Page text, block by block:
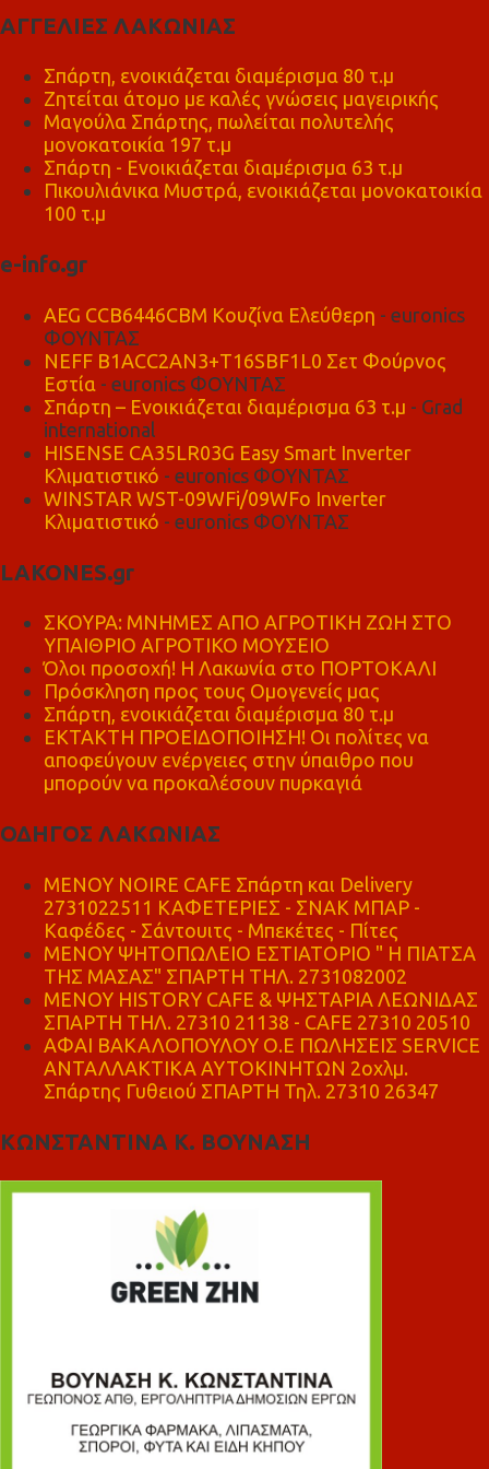
ΑΓΓΕΛΙΕΣ ΛΑΚΩΝΙΑΣ
Σπάρτη, ενοικιάζεται διαμέρισμα 80 τ.μ
Ζητείται άτομο με καλές γνώσεις μαγειρικής
Μαγούλα Σπάρτης, πωλείται πολυτελής
μονοκατοικία 197 τ.μ
Σπάρτη - Ενοικιάζεται διαμέρισμα 63 τ.μ
Πικουλιάνικα Μυστρά, ενοικιάζεται μονοκατοικία
100 τ.μ
e-info.gr
AEG CCB6446CBM Κουζίνα Ελεύθερη - euronics
ΦΟΥΝΤΑΣ
NEFF B1ACC2AN3+T16SBF1L0 Σετ Φούρνος
Εστία - euronics ΦΟΥΝΤΑΣ
Σπάρτη – Ενοικιάζεται διαμέρισμα 63 τ.μ - Grad
international
HISENSE CA35LR03G Easy Smart Inverter
Κλιματιστικό - euronics ΦΟΥΝΤΑΣ
WINSTAR WST-09WFi/09WFo Inverter
Κλιματιστικό - euronics ΦΟΥΝΤΑΣ
LAKONES.gr
ΣΚΟΥΡΑ: ΜΝΗΜΕΣ ΑΠΟ ΑΓΡΟΤΙΚΗ ΖΩΗ ΣΤΟ
ΥΠΑΙΘΡΙΟ ΑΓΡΟΤΙΚΟ ΜΟΥΣΕΙΟ
Όλοι προσοχή! Η Λακωνία στο ΠΟΡΤΟΚΑΛΙ
Πρόσκληση προς τους Ομογενείς μας
Σπάρτη, ενοικιάζεται διαμέρισμα 80 τ.μ
ΕΚΤΑΚΤΗ ΠΡΟΕΙΔΟΠΟΙΗΣΗ! Οι πολίτες να
αποφεύγουν ενέργειες στην ύπαιθρο που
μπορούν να προκαλέσουν πυρκαγιά
ΟΔΗΓΟΣ ΛΑΚΩΝΙΑΣ
MENOY NOIRE CAFE Σπάρτη και Delivery
2731022511 ΚΑΦΕΤΕΡΙΕΣ - ΣΝΑΚ ΜΠΑΡ -
Καφέδες - Σάντουιτς - Μπεκέτες - Πίτες
ΜΕΝΟΥ ΨΗΤΟΠΩΛΕΙΟ ΕΣΤΙΑΤΟΡΙΟ " Η ΠΙΑΤΣΑ
ΤΗΣ ΜΑΣΑΣ" ΣΠΑΡΤΗ ΤΗΛ. 2731082002
ΜΕΝΟΥ HISTORY CAFE & ΨΗΣΤΑΡΙΑ ΛΕΩΝΙΔΑΣ
ΣΠΑΡΤΗ ΤΗΛ. 27310 21138 - CAFE 27310 20510
ΑΦΑΙ ΒΑΚΑΛΟΠΟΥΛΟΥ Ο.Ε ΠΩΛΗΣΕΙΣ SERVICE
ΑΝΤΑΛΛΑΚΤΙΚΑ ΑΥΤΟΚΙΝΗΤΩΝ 2οχλμ.
Σπάρτης Γυθειού ΣΠΑΡΤΗ Τηλ. 27310 26347
ΚΩΝΣΤΑΝΤΙΝΑ Κ. ΒΟΥΝΑΣΗ